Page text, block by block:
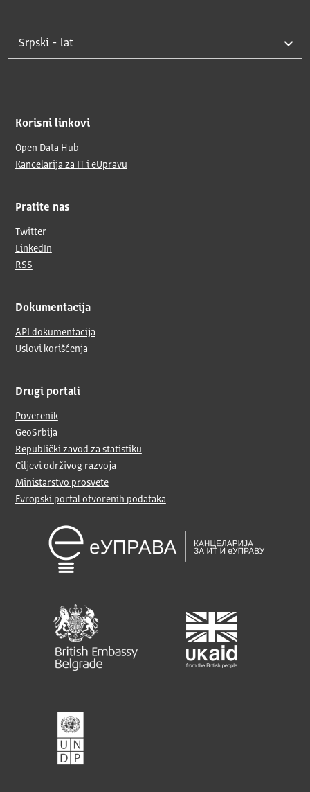
Korisni linkovi
Open Data Hub
Kancelarija za IT i eUpravu
Pratite nas
Twitter
LinkedIn
RSS
Dokumentacija
API dokumentacija
Uslovi korišćenja
Drugi portali
Poverenik
GeoSrbija
Republički zavod za statistiku
Ciljevi održivog razvoja
Ministarstvo prosvete
Evropski portal otvorenih podataka